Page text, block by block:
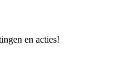
en acties!